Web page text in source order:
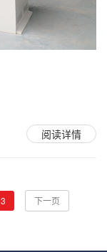
阅读详情
3 下一页